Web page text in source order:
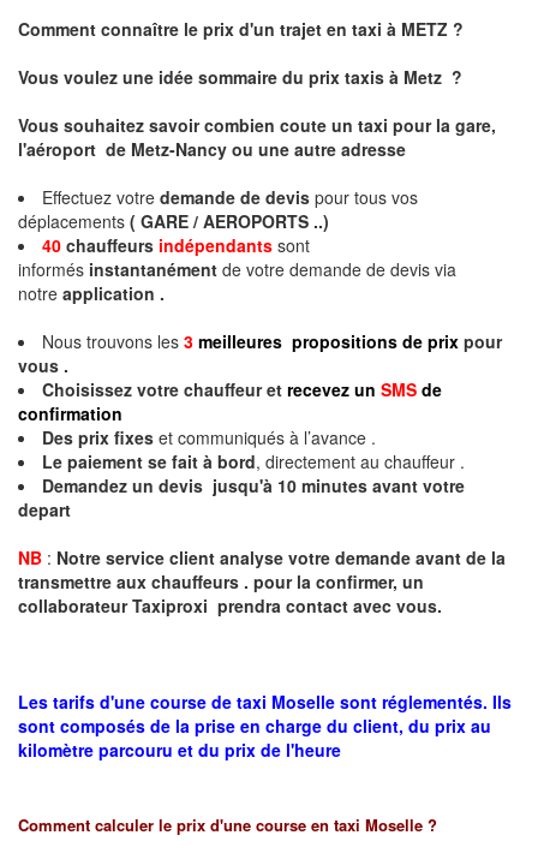
Comment connaître le prix d'un trajet en taxi à METZ ?
Vous voulez une idée sommaire du prix taxis à Metz ?
Vous souhaitez savoir combien coute un taxi pour la gare,
l'aéroport de Metz-Nancy ou une autre adresse
Effectuez votre demande de devis pour tous vos
déplacements ( GARE / AEROPORTS ..)
40 chauffeurs indépendants sont
informés instantanément de votre demande de devis via
notre application .
Nous trouvons les 3 meilleures propositions de prix pour
vous .
Choisissez votre chauffeur et recevez un SMS de
confirmation
Des prix fixes et communiqués à l’avance .
Le paiement se fait à bord, directement au chauffeur .
Demandez un devis jusqu'à 10 minutes avant votre
depart
NB : Notre service client analyse votre demande avant de la
transmettre aux chauffeurs . pour la confirmer, un
collaborateur Taxiproxi prendra contact avec vous.
Les tarifs d'une course de taxi Moselle sont réglementés. Ils
sont composés de la prise en charge du client, du prix au
kilomètre parcouru et du prix de l'heure
Comment calculer le prix d'une course en taxi Moselle ?